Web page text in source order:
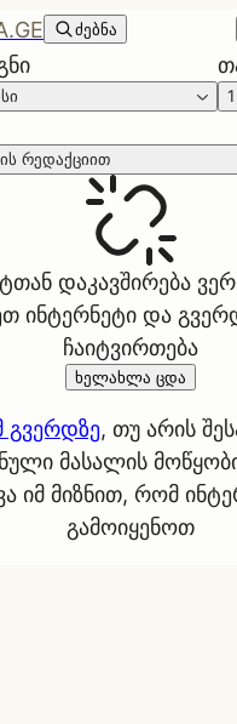
ძებნა
1
რედაქციით
დაკავშირება
ინტერნეტი და
ჩაიტვირთება
ხელახლა ცდა
გვერდზე, თუ არის
მასალის
იმ მიზნით, რომ
გამოიყენოთ